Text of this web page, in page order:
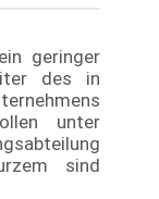
geringer
des in
unter
sind